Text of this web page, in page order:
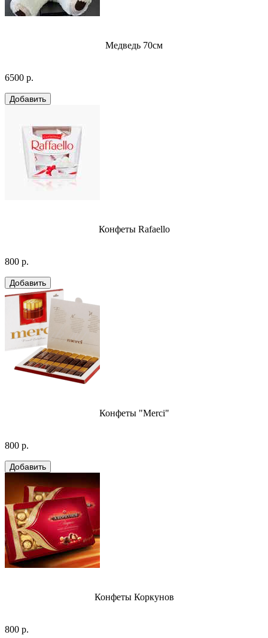
Медведь 70см
6500 р.
Конфеты Rafaello
800 р.
Конфеты "Merci"
800 р.
Конфеты Коркунов
800 р.